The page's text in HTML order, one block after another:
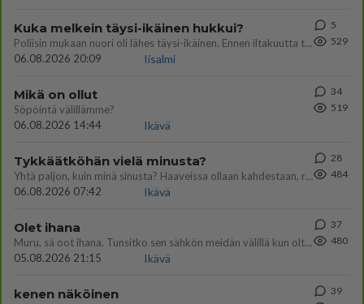
Kuka melkein täysi-ikäinen hukkui?
Poliisin mukaan nuori oli lähes täysi-ikäinen. Ennen iltakuutta tulleen ilmoituksen mukaan ihminen oli joutunut mahdoll
06.08.2026 20:09
Iisalmi
5
529
Mikä on ollut
Söpöintä välillämme?
06.08.2026 14:44
Ikävä
34
519
Tykkäätköhän vielä minusta?
Yhtä paljon, kuin minä sinusta? Haaveissa ollaan kahdestaan, rauhassa ja lähennytään fyysisesti ja tutustutaan syvemmin
06.08.2026 07:42
Ikävä
28
484
Olet ihana
Muru, sä oot ihana. Tunsitko sen sähkön meidän välillä kun oltiin ihan låhekkäin? 👩‍❤️‍👩❤️😼😘
05.08.2026 21:15
Ikävä
37
480
kenen näköinen
39